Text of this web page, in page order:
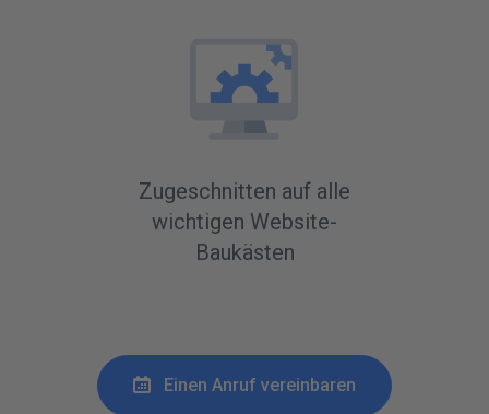
Zugeschnitten auf alle
wichtigen Website-
Baukästen
Einen Anruf vereinbaren